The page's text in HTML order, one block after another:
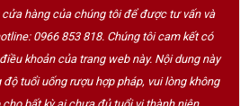
tết, thịt cừu, vịt quay, thịt hun
mai ủ lâu năm
hàng của chúng tôi để được tư vấn và
0966 853 818. Chúng tôi cam kết có
khoản của trang web này. Nội dung này
tuổi uống rượu hợp pháp, vui lòng không